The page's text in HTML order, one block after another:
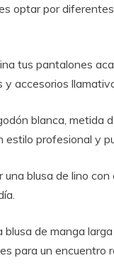
optar por
tus pantalones
accesorios
blanca, metida
profesional y
una blusa de lino
blusa de manga
para un encuentro